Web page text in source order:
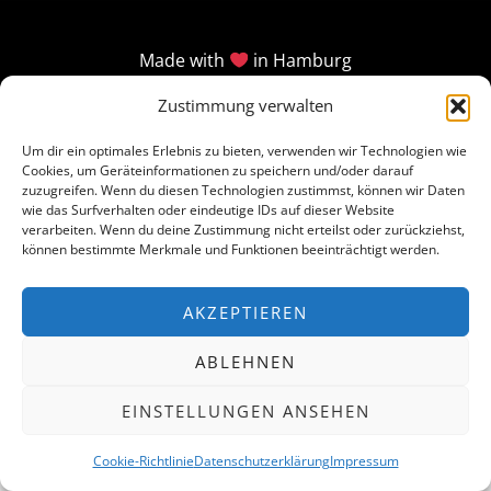
Zustimmung verwalten
Um dir ein optimales Erlebnis zu bieten, verwenden wir Technologien wie
Cookies, um Geräteinformationen zu speichern und/oder darauf
zuzugreifen. Wenn du diesen Technologien zustimmst, können wir Daten
wie das Surfverhalten oder eindeutige IDs auf dieser Website
verarbeiten. Wenn du deine Zustimmung nicht erteilst oder zurückziehst,
können bestimmte Merkmale und Funktionen beeinträchtigt werden.
AKZEPTIEREN
ABLEHNEN
EINSTELLUNGEN ANSEHEN
Cookie-RichtlinieDatenschutzerklärungImpressum
Made with in Hamburg